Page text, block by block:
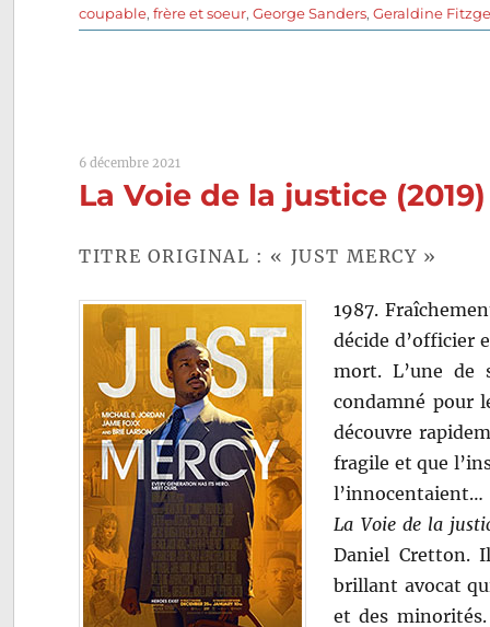
le
coupable,frère et soeur,George Sanders,Geraldine
6 décembre 2021
La Voie de la justice
TITRE ORIGINAL : « JUST MERCY »
1987.
décide d’officier
mort. L’une de
condamné pour
découvre
fragile et que
l’innocentaient…
La Voie de la
Daniel Cretton.
brillant avocat
et des